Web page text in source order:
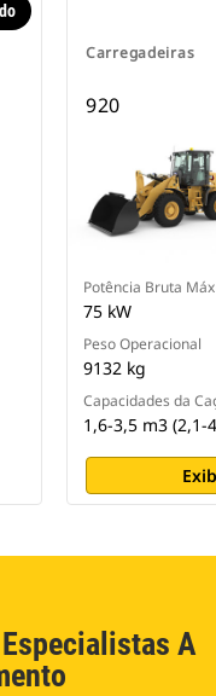
Carregadeiras
920
Potência Bruta
75 kW
Peso Operacional
9132 kg
Capacidades da
1,6-3,5 m3 (2,1-
A